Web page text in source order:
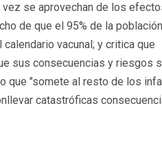
se aprovechan de los
de que el 95% de la población
vacunal; y critica que
sus consecuencias y riesgos
que "somete al resto de los
catastróficas